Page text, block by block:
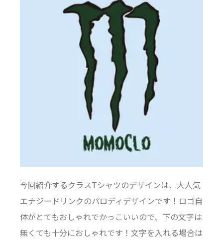
今回紹介するクラスTシャツのデザインは、大人気
エナジードリンクのパロディデザインです！ロゴ自
体がとてもおしゃれでかっこいいので、下の文字は
無くても十分におしゃれです！文字を入れる場合は